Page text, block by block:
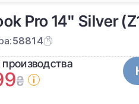
Pro 14" Silver
58814
₴